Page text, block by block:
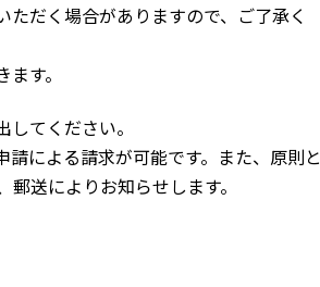
だく場合がありますので、ご了承く
ます。
てください。
による請求が可能です。また、原則と
送によりお知らせします。